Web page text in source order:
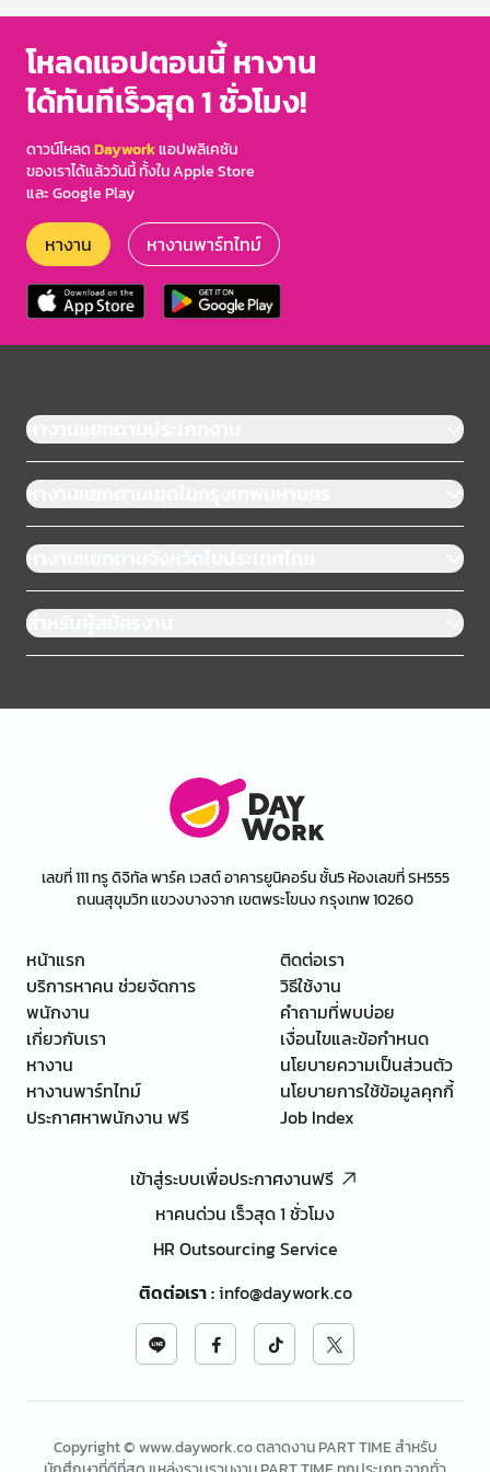
โหลดแอปตอนนี้ หางาน
ได้ทันทีเร็วสุด 1 ชั่วโมง!
ดาวน์โหลดDayworkแอปพลิเคชัน
ของเราได้แล้ววันนี้ ทั้งใน Apple Store
และ Google Play
หางาน หางานพาร์ทไทม์
หางานแยกตามประเภทงาน
หางานแยกตามเขตในกรุงเทพมหานคร
หางานแยกตามจังหวัดในประเทศไทย
สำหรับผู้สมัครงาน
เลขที่ 111 ทรู ดิจิทัล พาร์ค เวสต์ อาคารยูนิคอร์น ชั้น5 ห้องเลขที่ SH555
ถนนสุขุมวิท แขวงบางจาก เขตพระโขนง กรุงเทพ 10260
หน้าแรก
บริการหาคน ช่วยจัดการ
พนักงาน
เกี่ยวกับเรา
หางาน
หางานพาร์ทไทม์
ประกาศหาพนักงาน ฟรี
ติดต่อเรา
วิธีใช้งาน
คำถามที่พบบ่อย
เงื่อนไขและข้อกำหนด
นโยบายความเป็นส่วนตัว
นโยบายการใช้ข้อมูลคุกกี้
Job Index
เข้าสู่ระบบเพื่อประกาศงานฟรี
หาคนด่วน เร็วสุด 1 ชั่วโมง
HR Outsourcing Service
ติดต่อเรา:info@daywork.co
Copyright © www.daywork.co ตลาดงาน PART TIME สำหรับ